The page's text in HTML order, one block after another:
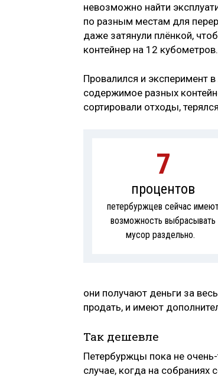
невозможно найти
по разным местам для
даже затянули плёнкой,
контейнер на 12 кубометров.
Провалился и эксперимент
содержимое разных
сортировали отходы,
7
процентов
петербуржцев сейчас
возможность выбрасывать
мусор раздельно.
они получают деньги за
продать, и имеют
Так дешевле
Петербуржцы пока не
случае, когда на